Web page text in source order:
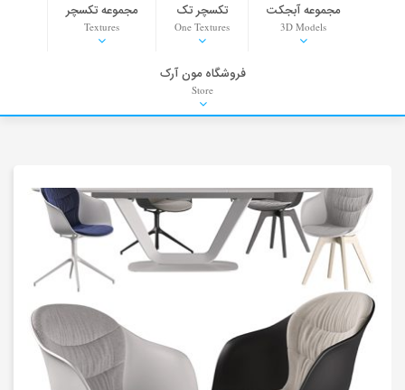
مجموعه آبجکت
3D Models
تکسچر تک
One Textures
مجموعه تکسچر
Textures
PNG-PSD
فروشگاه مون آرک
Store